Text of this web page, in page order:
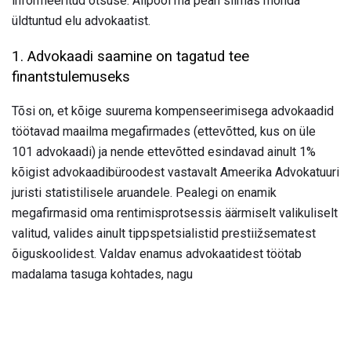
üldtuntud elu advokaatist.
1. Advokaadi saamine on tagatud tee
finantstulemuseks
Tõsi on, et kõige suurema kompenseerimisega advokaadid
töötavad maailma megafirmades (ettevõtted, kus on üle
101 advokaadi) ja nende ettevõtted esindavad ainult 1%
kõigist advokaadibüroodest vastavalt Ameerika Advokatuuri
juristi statistilisele aruandele. Pealegi on enamik
megafirmasid oma rentimisprotsessis äärmiselt valikuliselt
valitud, valides ainult tippspetsialistid prestiižsematest
õiguskoolidest. Valdav enamus advokaatidest töötab
madalama tasuga kohtades, nagu